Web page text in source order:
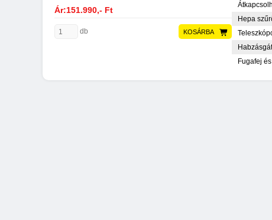
Ár:151.990,- Ft
KOSÁRBA
db
Hepa
Fugafej